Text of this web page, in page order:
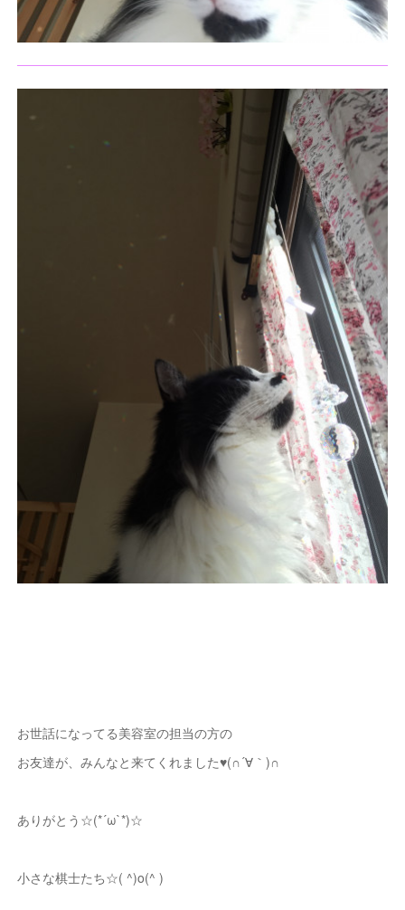
お世話になってる美容室の担当の方の
お友達が、みんなと来てくれました♥(∩´∀｀)∩
ありがとう☆(*´ω`*)☆
小さな棋士たち☆( ^)o(^ )